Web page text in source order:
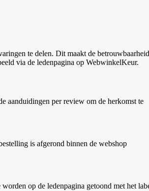
te delen. Dit maakt de betrouwbaarheid
via de ledenpagina op WebwinkelKeur.
aanduidingen per review om de herkomst te
is afgerond binnen de webshop
op de ledenpagina getoond met het